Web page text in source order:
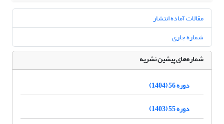
مقالات آماده انتشار
شماره جاری
شماره‌های پیشین نشریه
دوره 56 (1404)
دوره 55 (1403)